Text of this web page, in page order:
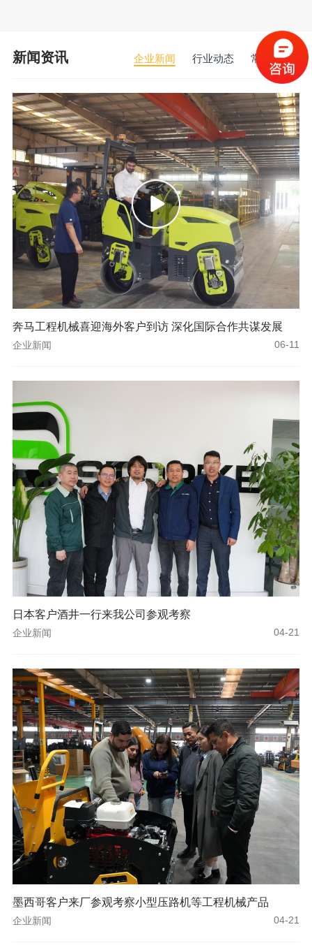
新闻资讯 企业新闻 行业动态 常见问题
奔马工程机械喜迎海外客户到访 深化国际合作共谋发展
企业新闻 06-11
日本客户酒井一行来我公司参观考察
企业新闻 04-21
墨西哥客户来厂参观考察小型压路机等工程机械产品
企业新闻 04-21